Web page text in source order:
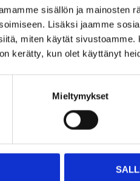
sisällön ja mainosten
Lisäksi jaamme
miten käytät
kerätty, kun olet käyttänyt
Mieltymykset
1195
USB-laddare med 3
utgångar, Typ A & C, 3